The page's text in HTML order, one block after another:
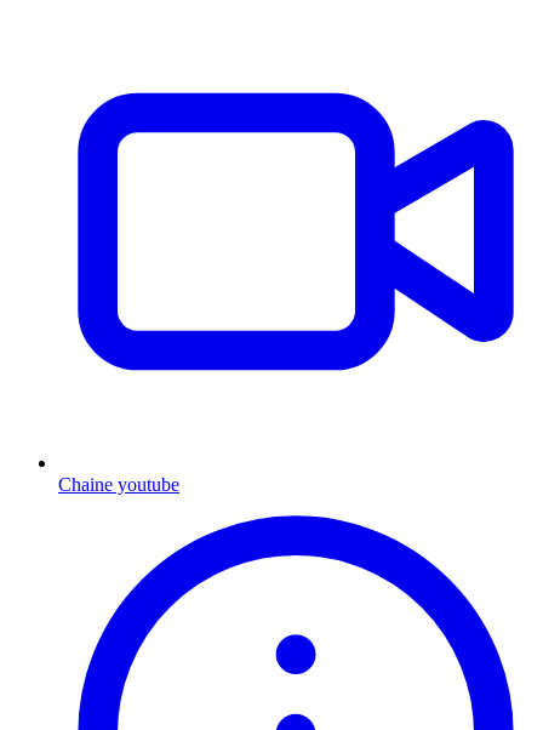
Chaine youtube